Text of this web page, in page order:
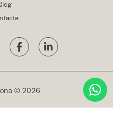
FacebookLinkedIn
© 2026